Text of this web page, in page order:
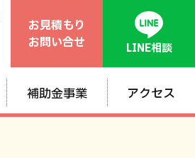
お見積もり
お問い合せ
LINE相談
補助金事業 アクセス